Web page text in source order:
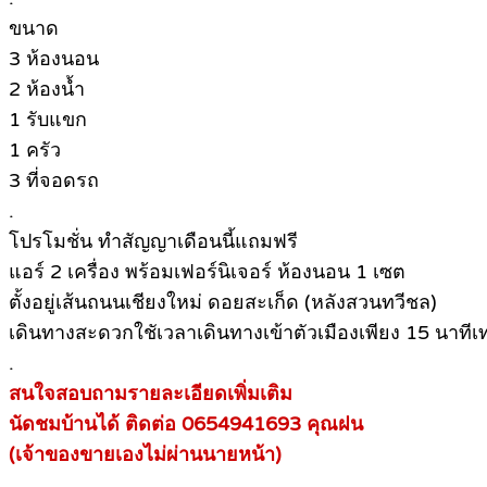
ขนาด
3 ห้องนอน
2 ห้องน้ำ
1 รับแขก
1 ครัว
3 ที่จอดรถ
.
โปรโมชั่น ทำสัญญาเดือนนี้แถมฟรี
แอร์ 2 เครื่อง พร้อมเฟอร์นิเจอร์ ห้องนอน 1 เซต
ตั้งอยู่เส้นถนนเชียงใหม่ ดอยสะเก็ด (หลังสวนทวีชล)
เดินทางสะดวกใชัเวลาเดินทางเข้าตัวเมืองเพียง 15 นาที
.
สนใจสอบถามรายละเอียดเพิ่มเติม
นัดชมบ้านได้ ติดต่อ 0654941693 คุณฝน
(เจ้าของขายเองไม่ผ่านนายหน้า)